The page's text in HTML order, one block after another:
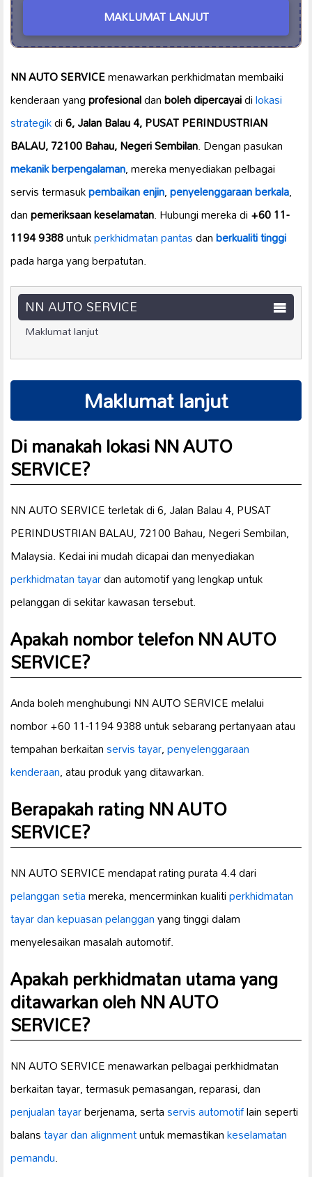
MAKLUMAT LANJUT
NN AUTO SERVICEmenawarkan perkhidmatan membaiki
kenderaan yangprofesionaldanboleh dipercayaidilokasi
strategikdi6, Jalan Balau 4, PUSAT PERINDUSTRIAN
BALAU, 72100 Bahau, Negeri Sembilan. Dengan pasukan
mekanik berpengalaman, mereka menyediakan pelbagai
servis termasukpembaikan enjin,penyelenggaraan berkala,
danpemeriksaan keselamatan. Hubungi mereka di+60 11-
1194 9388untukperkhidmatan pantasdanberkualiti tinggi
pada harga yang berpatutan.
NN AUTO SERVICE
Maklumat lanjut
Maklumat lanjut
Di manakah lokasi NN AUTO
SERVICE?
NN AUTO SERVICE terletak di 6, Jalan Balau 4, PUSAT
PERINDUSTRIAN BALAU, 72100 Bahau, Negeri Sembilan,
Malaysia. Kedai ini mudah dicapai dan menyediakan
perkhidmatan tayardan automotif yang lengkap untuk
pelanggan di sekitar kawasan tersebut.
Apakah nombor telefon NN AUTO
SERVICE?
Anda boleh menghubungi NN AUTO SERVICE melalui
nombor +60 11-1194 9388 untuk sebarang pertanyaan atau
tempahan berkaitanservis tayar,penyelenggaraan
kenderaan, atau produk yang ditawarkan.
Berapakah rating NN AUTO
SERVICE?
NN AUTO SERVICE mendapat rating purata 4.4 dari
pelanggan setiamereka, mencerminkan kualitiperkhidmatan
tayar dankepuasan pelangganyang tinggi dalam
menyelesaikan masalah automotif.
Apakah perkhidmatan utama yang
ditawarkan oleh NN AUTO
SERVICE?
NN AUTO SERVICE menawarkan pelbagai perkhidmatan
berkaitan tayar, termasuk pemasangan, reparasi, dan
penjualan tayarberjenama, sertaservis automotiflain seperti
balanstayar dan alignmentuntuk memastikankeselamatan
pemandu.